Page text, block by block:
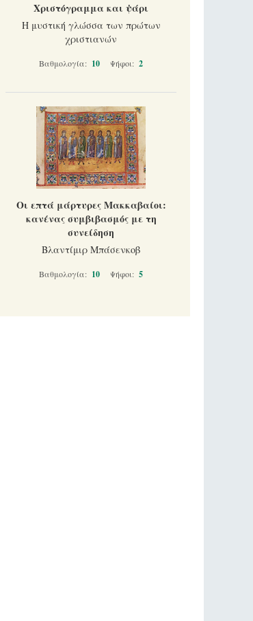
Χριστόγραμμα και ψάρι
Η μυστική γλώσσα των πρώτων
χριστιανών
Βαθμολογία: 10 Ψήφοι: 2
Οι επτά μάρτυρες Μακκαβαίοι:
κανένας συμβιβασμός με τη
συνείδηση
Βλαντίμιρ Μπάσενκοβ
Βαθμολογία: 10 Ψήφοι: 5